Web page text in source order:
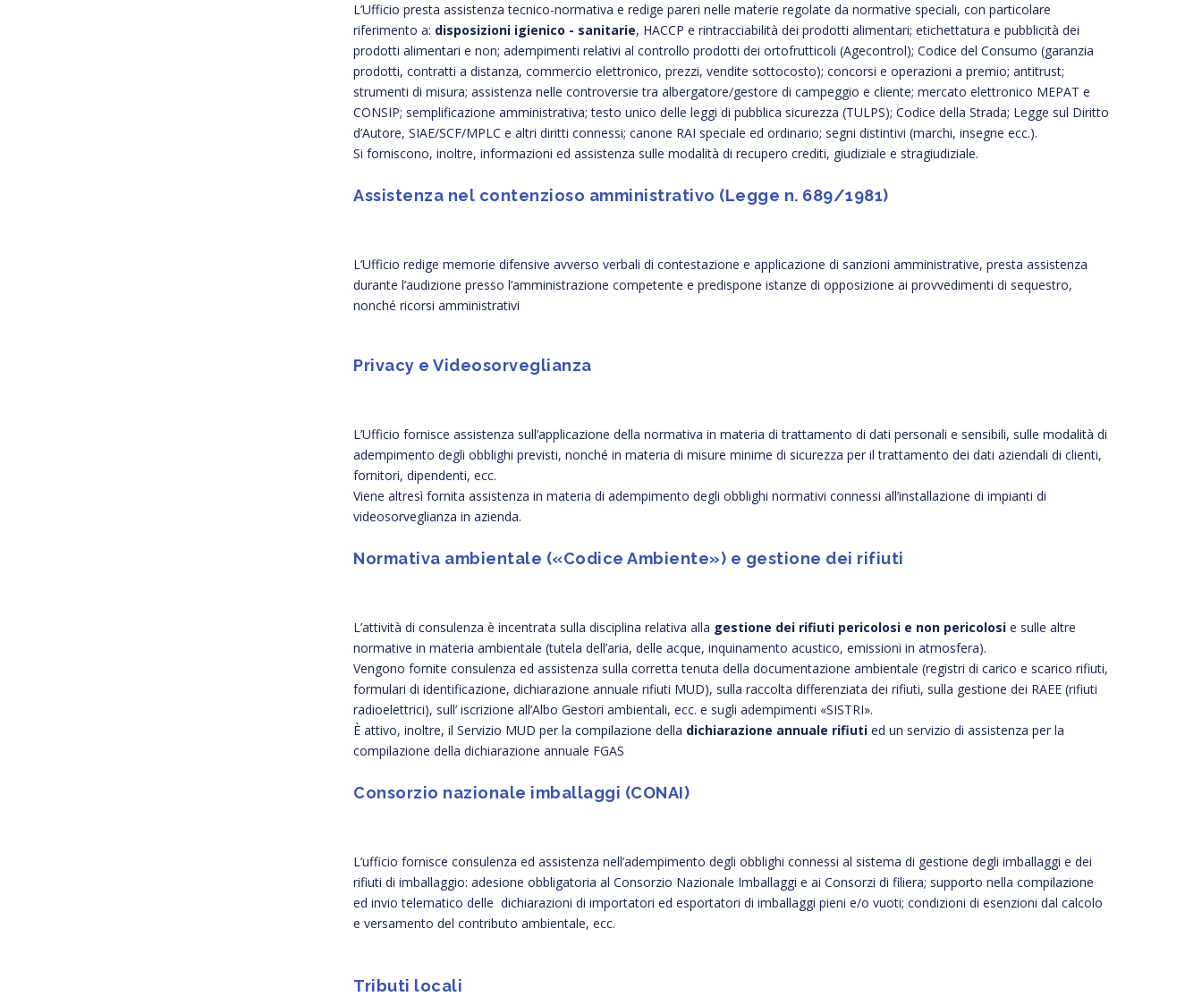
L’Ufficio presta assistenza tecnico-normativa e redige pareri nelle materie regolate da normative speciali, con particolare
riferimento a: disposizioni igienico - sanitarie, HACCP e rintracciabilità dei prodotti alimentari; etichettatura e pubblicità dei
prodotti alimentari e non; adempimenti relativi al controllo prodotti dei ortofrutticoli (Agecontrol); Codice del Consumo (garanzia
prodotti, contratti a distanza, commercio elettronico, prezzi, vendite sottocosto); concorsi e operazioni a premio; antitrust;
strumenti di misura; assistenza nelle controversie tra albergatore/gestore di campeggio e cliente; mercato elettronico MEPAT e
CONSIP; semplificazione amministrativa; testo unico delle leggi di pubblica sicurezza (TULPS); Codice della Strada; Legge sul Diritto
d’Autore, SIAE/SCF/MPLC e altri diritti connessi; canone RAI speciale ed ordinario; segni distintivi (marchi, insegne ecc.).
Si forniscono, inoltre, informazioni ed assistenza sulle modalità di recupero crediti, giudiziale e stragiudiziale.
Assistenza nel contenzioso amministrativo (Legge n. 689/1981)
L’Ufficio redige memorie difensive avverso verbali di contestazione e applicazione di sanzioni amministrative, presta assistenza
durante l’audizione presso l’amministrazione competente e predispone istanze di opposizione ai provvedimenti di sequestro,
nonché ricorsi amministrativi
Privacy e Videosorveglianza
L’Ufficio fornisce assistenza sull’applicazione della normativa in materia di trattamento di dati personali e sensibili, sulle modalità di
adempimento degli obblighi previsti, nonché in materia di misure minime di sicurezza per il trattamento dei dati aziendali di clienti,
fornitori, dipendenti, ecc.
Viene altresì fornita assistenza in materia di adempimento degli obblighi normativi connessi all’installazione di impianti di
videosorveglianza in azienda.
Normativa ambientale («Codice Ambiente») e gestione dei rifiuti
L’attività di consulenza è incentrata sulla disciplina relativa alla gestione dei rifiuti pericolosi e non pericolosi e sulle altre
normative in materia ambientale (tutela dell’aria, delle acque, inquinamento acustico, emissioni in atmosfera).
Vengono fornite consulenza ed assistenza sulla corretta tenuta della documentazione ambientale (registri di carico e scarico rifiuti,
formulari di identificazione, dichiarazione annuale rifiuti MUD), sulla raccolta differenziata dei rifiuti, sulla gestione dei RAEE (rifiuti
radioelettrici), sull’ iscrizione all’Albo Gestori ambientali, ecc. e sugli adempimenti «SISTRI».
È attivo, inoltre, il Servizio MUD per la compilazione della dichiarazione annuale rifiuti ed un servizio di assistenza per la
compilazione della dichiarazione annuale FGAS
Consorzio nazionale imballaggi (CONAI)
L’ufficio fornisce consulenza ed assistenza nell’adempimento degli obblighi connessi al sistema di gestione degli imballaggi e dei
rifiuti di imballaggio: adesione obbligatoria al Consorzio Nazionale Imballaggi e ai Consorzi di filiera; supporto nella compilazione
ed invio telematico delle dichiarazioni di importatori ed esportatori di imballaggi pieni e/o vuoti; condizioni di esenzioni dal calcolo
e versamento del contributo ambientale, ecc.
Tributi locali